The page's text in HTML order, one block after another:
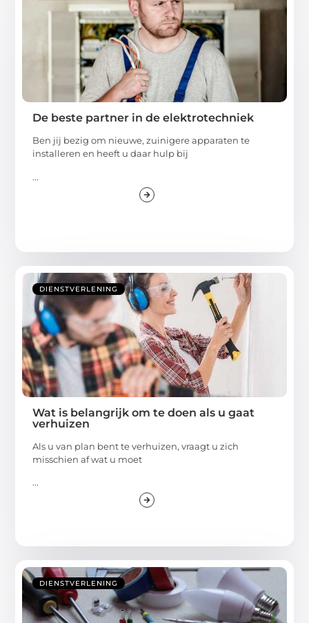
De beste partner in de elektrotechniek
Ben jij bezig om nieuwe, zuinigere apparaten te
installeren en heeft u daar hulp bij
...
DIENSTVERLENING
Wat is belangrijk om te doen als u gaat
verhuizen
Als u van plan bent te verhuizen, vraagt u zich
misschien af wat u moet
...
DIENSTVERLENING